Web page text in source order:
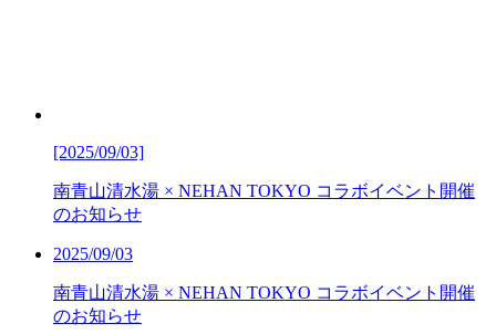
[2025/09/03]
南青山清水湯 × NEHAN TOKYO コラボイベント開催
のお知らせ
2025/09/03
南青山清水湯 × NEHAN TOKYO コラボイベント開催
のお知らせ